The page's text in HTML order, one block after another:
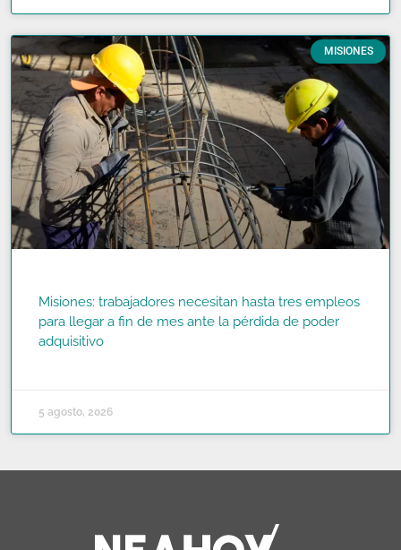
MISIONES
Misiones: trabajadores necesitan hasta tres empleos
para llegar a fin de mes ante la pérdida de poder
adquisitivo
5 agosto, 2026